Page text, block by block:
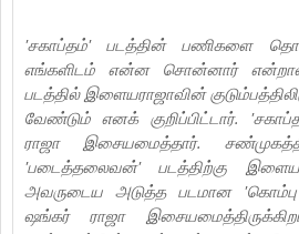
'சகாப்தம்' படத்தின் பணிகளை
எங்களிடம் என்ன சொன்னார்
படத்தில் இளையராஜாவின்
வேண்டும் எனக் குறிப்பிட்டார்.
ராஜா இசையமைத்தார்.
'படைத்தலைவன்' படத்திற்கு
அவருடைய அடுத்த படமான 'கொம்பு
ஷங்கர் ராஜா